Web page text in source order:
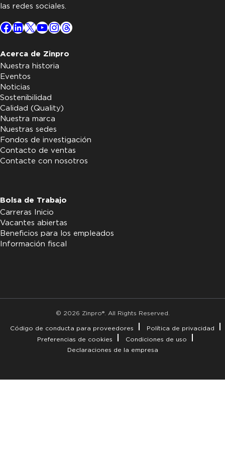
las redes sociales.
Facebook
LinkedIn
X YouTube
Instagram
Threads
Acerca de Zinpro
Nuestra historia
Eventos
Noticias
Sostenibilidad
Calidad (Quality)
Nuestra marca
Nuestras sedes
Fondos de investigación
Contacto de ventas
Contacte con nosotros
Bolsa de Trabajo
Carreras Inicio
Vacantes abiertas
Beneficios para los empleados
Información fiscal
© 2026 Zinpro®. All Rights Reserved.
Código de conducta para proveedores
Política de privacidad
Preferencias de cookies
Condiciones de uso
Declaraciones de la empresa